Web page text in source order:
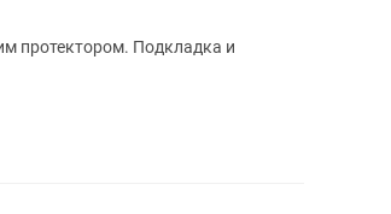
протектором. Подкладка и